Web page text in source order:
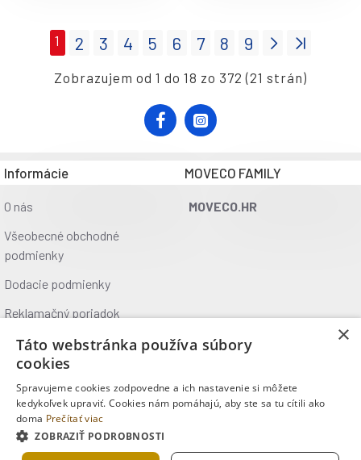
1 2 3 4 5 6 7 8 9
Zobrazujem od 1 do 18 zo 372 (21 strán)
Informácie
O nás
Všeobecné obchodné
podmienky
Dodacie podmienky
Reklamačný poriadok
Ochrana údajov
Kontakt
Kde nás nájdete
MOVECO FAMILY
MOVECO.HR
Copyright © 2025, MOVECO s.r.o., Všetky práva vyhradené
×
Táto webstránka používa súbory
cookies
Spravujeme cookies zodpovedne a ich nastavenie si môžete
kedykoľvek upraviť. Cookies nám pomáhajú, aby ste sa tu cítili ako
doma Prečítať viac
ZOBRAZIŤ PODROBNOSTI